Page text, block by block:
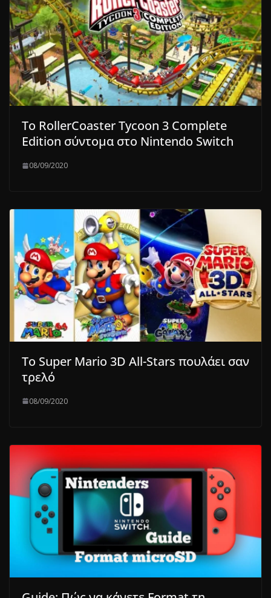
Το RollerCoaster Tycoon 3 Complete
Edition σύντομα στο Nintendo Switch
08/09/2020
Το Super Mario 3D All-Stars πουλάει σαν
τρελό
08/09/2020